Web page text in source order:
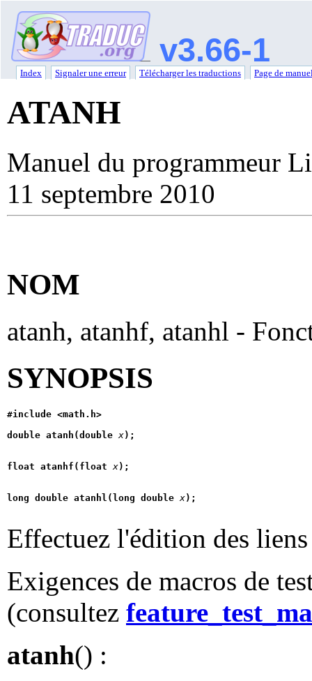
v3.66-1
Index Signaler une erreur Télécharger les traductions Page de
ATANH
Manuel du programmeur
11 septembre 2010
NOM
atanh, atanhf, atanhl -
SYNOPSIS
#include <math.h>
double atanh(double x);
float atanhf(float x);
long double atanhl(long double x);
Effectuez l'édition des
Exigences de macros de
(consultez
atanh() :